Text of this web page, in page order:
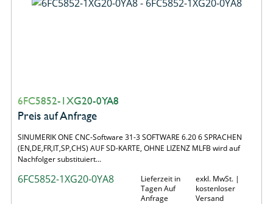
6FC5852-1XG20-0YA8
Preis auf Anfrage
SINUMERIK ONE CNC-Software 31-3 SOFTWARE 6.20 6 SPRACHEN
(EN,DE,FR,IT,SP,CHS) AUF SD-KARTE, OHNE LIZENZ MLFB wird auf
Nachfolger substituiert…
6FC5852-1XG20-0YA8
Lieferzeit in
Tagen Auf
Anfrage
exkl. MwSt. |
kostenloser
Versand